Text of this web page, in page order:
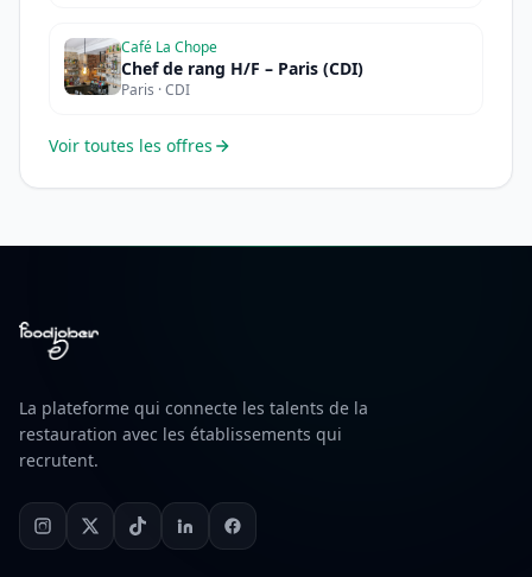
Café La Chope
Chef de rang H/F – Paris (CDI)
Paris · CDI
Voir toutes les offres
La plateforme qui connecte les talents de la
restauration avec les établissements qui
recrutent.